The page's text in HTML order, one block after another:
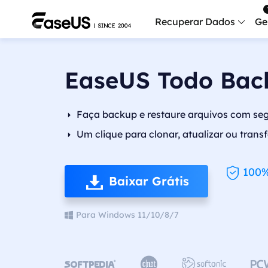
Recuperar Dados
EaseUS Todo
Faça backup e restaure arquivos com
Um clique para clonar, atualizar ou
Baixar Grátis
Para Windows 11/10/8/7
  